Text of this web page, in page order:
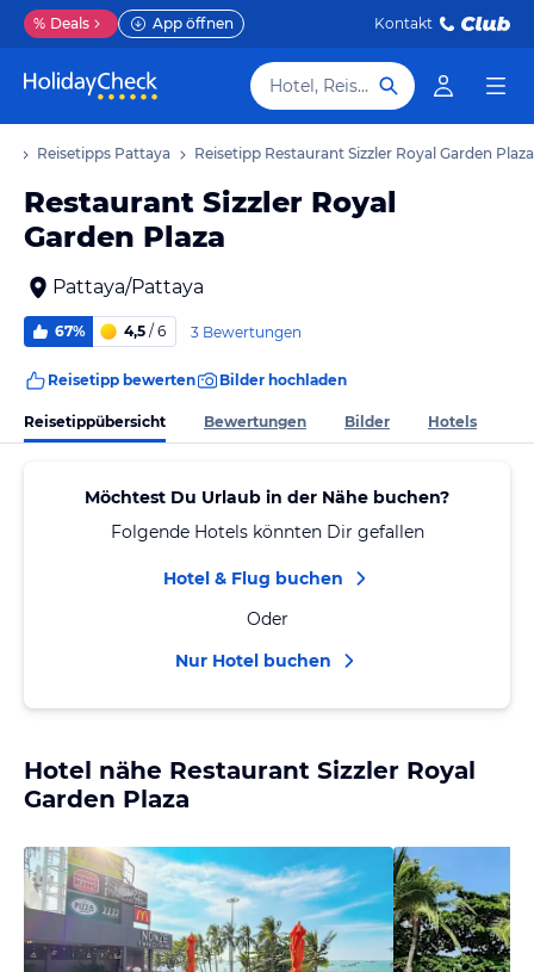
% Deals App öffnen Kontakt
Hotel, Reiseziel
Reisetipps Pattaya Reisetipp Restaurant Sizzler Royal Garden Plaza
Restaurant Sizzler Royal
Garden Plaza
Pattaya/Pattaya
67% 4,5 / 6 3 Bewertungen
Reisetipp bewerten Bilder hochladen
Reisetippübersicht Bewertungen Bilder Hotels
Möchtest Du Urlaub in der Nähe buchen?
Folgende Hotels könnten Dir gefallen
Hotel & Flug buchen
Oder
Nur Hotel buchen
Hotel nähe Restaurant Sizzler Royal
Garden Plaza